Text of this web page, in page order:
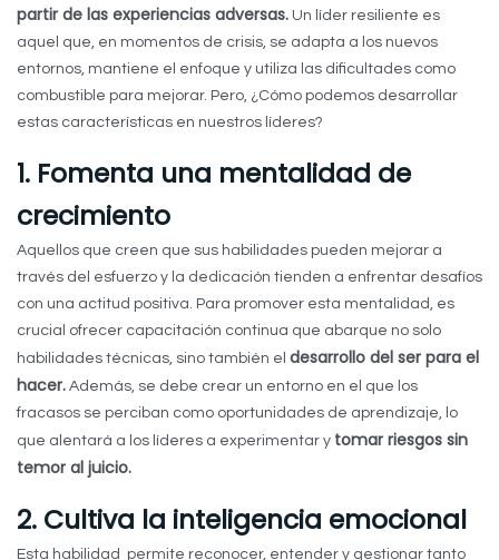
partir de las experiencias adversas. Un líder resiliente es
aquel que, en momentos de crisis, se adapta a los nuevos
entornos, mantiene el enfoque y utiliza las dificultades como
combustible para mejorar. Pero, ¿Cómo podemos desarrollar
estas características en nuestros líderes?
1. Fomenta una mentalidad de
crecimiento
Aquellos que creen que sus habilidades pueden mejorar a
través del esfuerzo y la dedicación tienden a enfrentar desafíos
con una actitud positiva. Para promover esta mentalidad, es
crucial ofrecer capacitación continua que abarque no solo
habilidades técnicas, sino también el desarrollo del ser para el
hacer. Además, se debe crear un entorno en el que los
fracasos se perciban como oportunidades de aprendizaje, lo
que alentará a los líderes a experimentar y tomar riesgos sin
temor al juicio.
2. Cultiva la inteligencia emocional
Esta habilidad permite reconocer, entender y gestionar tanto